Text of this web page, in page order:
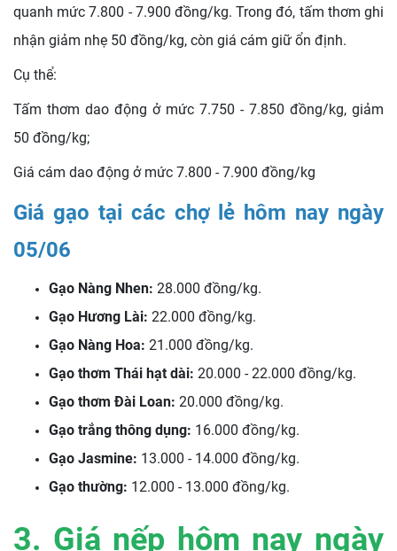
quanh mức 7.800 - 7.900 đồng/kg. Trong đó, tấm thơm ghi
nhận giảm nhẹ 50 đồng/kg, còn giá cám giữ ổn định.
Cụ thể:
Tấm thơm dao động ở mức 7.750 - 7.850 đồng/kg, giảm
50 đồng/kg;
Giá cám dao động ở mức 7.800 - 7.900 đồng/kg
Giá gạo tại các chợ lẻ hôm nay ngày
05/06
Gạo Nàng Nhen: 28.000 đồng/kg.
Gạo Hương Lài: 22.000 đồng/kg.
Gạo Nàng Hoa: 21.000 đồng/kg.
Gạo thơm Thái hạt dài: 20.000 - 22.000 đồng/kg.
Gạo thơm Đài Loan: 20.000 đồng/kg.
Gạo trắng thông dụng: 16.000 đồng/kg.
Gạo Jasmine: 13.000 - 14.000 đồng/kg.
Gạo thường: 12.000 - 13.000 đồng/kg.
3. Giá nếp hôm nay ngày